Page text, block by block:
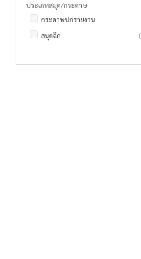
ประเภทสมุด/กระดาษ
กระดาษปกรายงาน
สมุดฉีก